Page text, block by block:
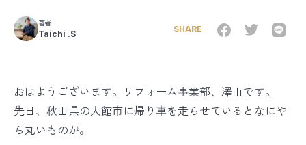
著者
Taichi .S SHARE
おはようございます。リフォーム事業部、澤山です。
先日、秋田県の大館市に帰り車を走らせているとなにや
ら丸いものが。